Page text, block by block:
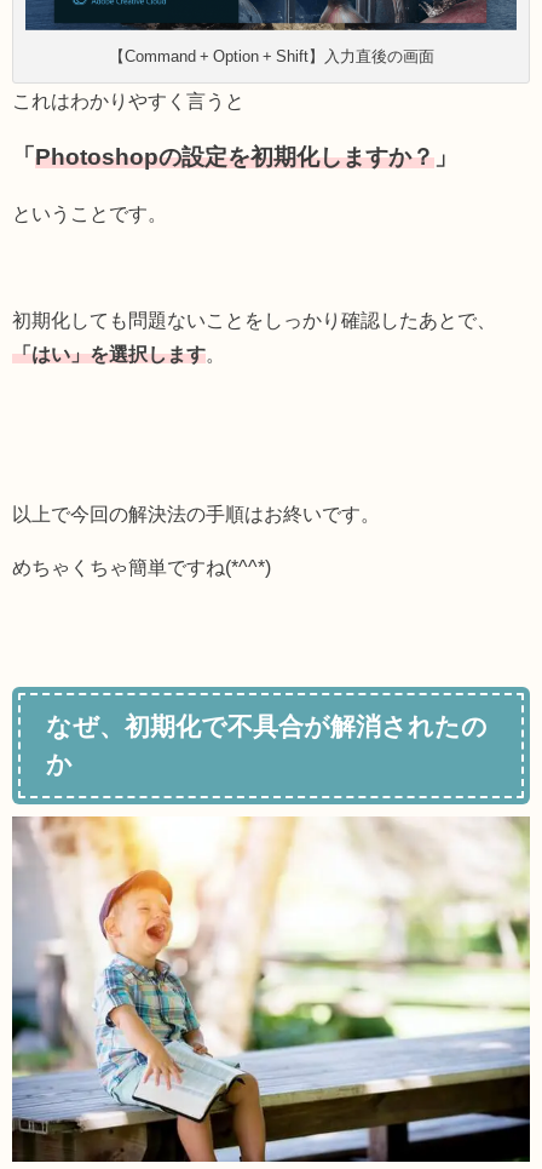
【Command + Option + Shift】入力直後の画面
これはわかりやすく言うと
「 Photoshopの設定を初期化しますか？ 」
ということです。
初期化しても問題ないことをしっかり確認したあとで、
「はい」を選択します
以上で今回の解決法の手順はお終いです。
めちゃくちゃ簡単ですね(*^^*)
なぜ、初期化で不具合が解消されたの
か